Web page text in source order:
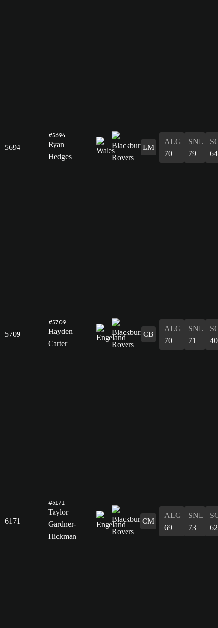
5694
#5694
Ryan
Hedges
LM
ALG
70
SNL
79
64
5709
#5709
Hayden
Carter
CB
ALG
70
SNL
71
40
6171
#6171
Taylor
Gardner-
Hickman
CM
ALG
69
SNL
73
62